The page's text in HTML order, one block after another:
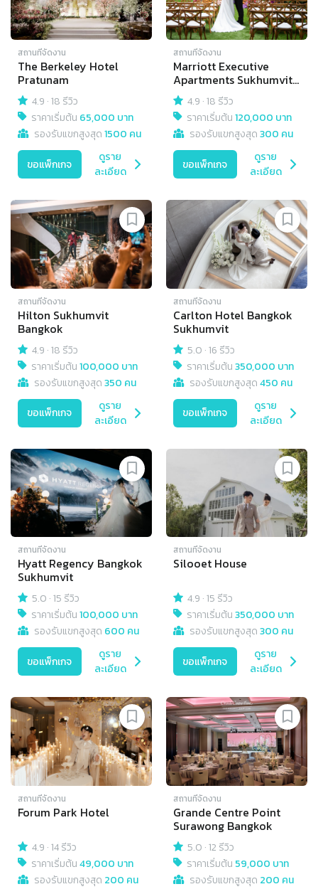
สถานที่จัดงาน
The Berkeley Hotel
Pratunam
4.9 ·18 รีวิว
ราคาเริ่มต้น 65,000 บาท
รองรับแขกสูงสุด1500 คน
ขอแพ็กเกจ
ดูราย
ละเอียด
สถานที่จัดงาน
Marriott Executive
Apartments Sukhumvit
Park Bangkok
4.9 ·18 รีวิว
ราคาเริ่มต้น120,000 บาท
รองรับแขกสูงสุด300 คน
ขอแพ็กเกจ
ดูราย
ละเอียด
สถานที่จัดงาน
Hilton Sukhumvit
Bangkok
4.9 ·18 รีวิว
ราคาเริ่มต้น100,000 บาท
รองรับแขกสูงสุด350 คน
ขอแพ็กเกจ
ดูราย
ละเอียด
สถานที่จัดงาน
Carlton Hotel Bangkok
Sukhumvit
5.0 ·16 รีวิว
ราคาเริ่มต้น350,000 บาท
รองรับแขกสูงสุด450 คน
ขอแพ็กเกจ
ดูราย
ละเอียด
สถานที่จัดงาน
Hyatt Regency Bangkok
Sukhumvit
5.0 ·15 รีวิว
ราคาเริ่มต้น100,000 บาท
รองรับแขกสูงสุด 600 คน
ขอแพ็กเกจ
ดูราย
ละเอียด
สถานที่จัดงาน
Silooet House
4.9 ·15 รีวิว
ราคาเริ่มต้น350,000 บาท
รองรับแขกสูงสุด300 คน
ขอแพ็กเกจ
ดูราย
ละเอียด
สถานที่จัดงาน
Forum Park Hotel
4.9 ·14 รีวิว
ราคาเริ่มต้น49,000 บาท
รองรับแขกสูงสุด 200 คน
สถานที่จัดงาน
Grande Centre Point
Surawong Bangkok
5.0 ·12 รีวิว
ราคาเริ่มต้น 59,000 บาท
รองรับแขกสูงสุด 200 คน